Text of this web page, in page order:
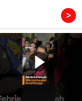
>